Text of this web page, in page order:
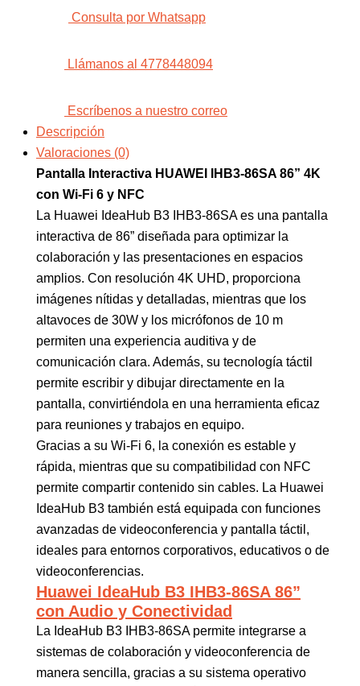
Consulta por Whatsapp
Llámanos al 4778448094
Escríbenos a nuestro correo
Descripción
Valoraciones (0)
Pantalla Interactiva HUAWEI IHB3-86SA 86” 4K
con Wi-Fi 6 y NFC
La Huawei IdeaHub B3 IHB3-86SA es una pantalla
interactiva de 86” diseñada para optimizar la
colaboración y las presentaciones en espacios
amplios. Con resolución 4K UHD, proporciona
imágenes nítidas y detalladas, mientras que los
altavoces de 30W y los micrófonos de 10 m
permiten una experiencia auditiva y de
comunicación clara. Además, su tecnología táctil
permite escribir y dibujar directamente en la
pantalla, convirtiéndola en una herramienta eficaz
para reuniones y trabajos en equipo.
Gracias a su Wi-Fi 6, la conexión es estable y
rápida, mientras que su compatibilidad con NFC
permite compartir contenido sin cables. La Huawei
IdeaHub B3 también está equipada con funciones
avanzadas de videoconferencia y pantalla táctil,
ideales para entornos corporativos, educativos o de
videoconferencias.
Huawei IdeaHub B3 IHB3-86SA 86”
con Audio y Conectividad
La IdeaHub B3 IHB3-86SA permite integrarse a
sistemas de colaboración y videoconferencia de
manera sencilla, gracias a su sistema operativo